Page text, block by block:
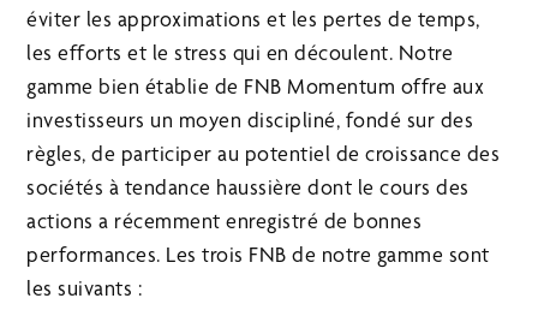
éviter les approximations et les pertes de temps,
les efforts et le stress qui en découlent. Notre
gamme bien établie de FNB Momentum offre aux
investisseurs un moyen discipliné, fondé sur des
règles, de participer au potentiel de croissance des
sociétés à tendance haussière dont le cours des
actions a récemment enregistré de bonnes
performances. Les trois FNB de notre gamme sont
les suivants :